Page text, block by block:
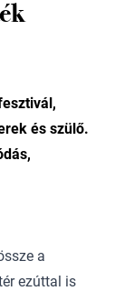
és szülő.
a
ezúttal is